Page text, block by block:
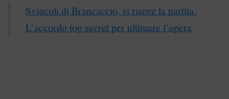
Svincoli di Brancaccio, si riapre la partita.
L’accordo top secret per ultimare l’opera